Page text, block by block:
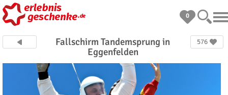
0
Fallschirm Tandemsprung in
Eggenfelden
576